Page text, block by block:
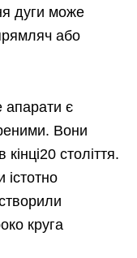
дуги може
або
є
Вони
століття.
істотно
круга